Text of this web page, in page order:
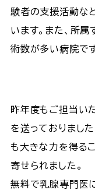
験者の支援活動な
います。また、所
術数が多い病院です
昨年度もご担当い
を送っておりまし
も大きな力を得る
寄せられました。
無料で乳腺専門医